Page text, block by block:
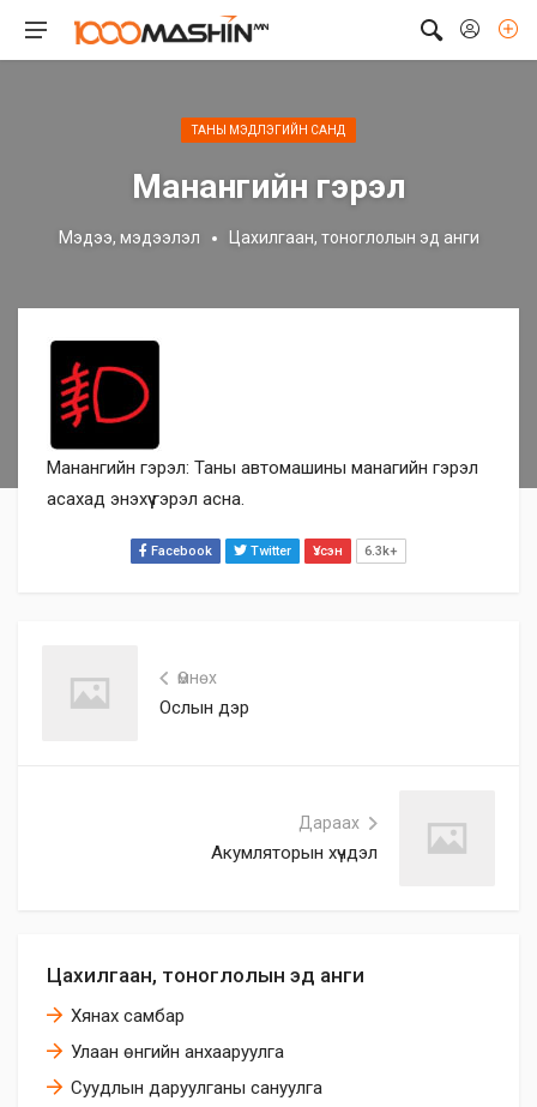
ТАНЫ МЭДЛЭГИЙН САНД
Манангийн гэрэл
Мэдээ, мэдээлэл Цахилгаан, тоноглолын эд анги
Цахилгаан, тоноглолын эд анги
Хянах самбар
Улаан өнгийн анхааруулга
Суудлын даруулганы сануулга
Манангийн гэрэл: Таны автомашины манагийн гэрэл
асахад энэхүү гэрэл асна.
Facebook Twitter Үзсэн 6.3k+
Өмнөх
Ослын дэр
Дараах
Акумляторын хүчдэл